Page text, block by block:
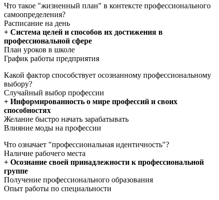
Что такое "жизненный план" в контексте профессионального
самоопределения?
Расписание на день
+ Система целей и способов их достижения в
профессиональной сфере
План уроков в школе
График работы предприятия
Какой фактор способствует осознанному профессиональному
выбору?
Случайный выбор профессии
+ Информированность о мире профессий и своих
способностях
Желание быстро начать зарабатывать
Влияние моды на профессии
Что означает "профессиональная идентичность"?
Наличие рабочего места
+ Осознание своей принадлежности к профессиональной
группе
Получение профессионального образования
Опыт работы по специальности